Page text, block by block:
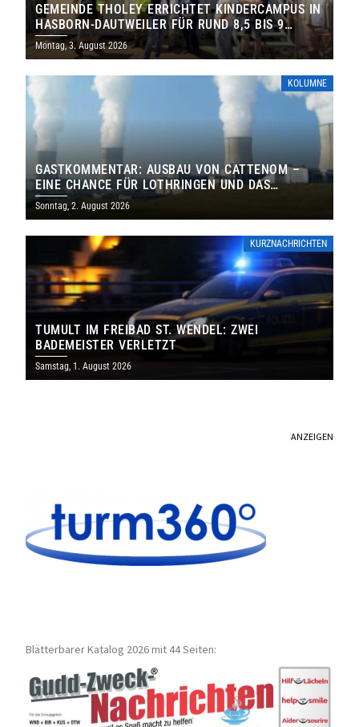
GEMEINDE THOLEY ERRICHTET KINDERCAMPUS IN
HASBORN-DAUTWEILER FÜR RUND 8,5 BIS 9
MILLIONEN EURO
Montag, 3. August 2026
KOLUMNE
GASTKOMMENTAR: AUSBAU VON CATTENOM –
EINE CHANCE FÜR LOTHRINGEN UND DAS
SAARLAND
Sonntag, 2. August 2026
KURZNACHRICHTEN
TUMULT IM FREIBAD ST. WENDEL: ZWEI
BADEMEISTER VERLETZT
Samstag, 1. August 2026
ANZEIGEN
Blätterbarer Katalog 2026 mit 44 Seiten: